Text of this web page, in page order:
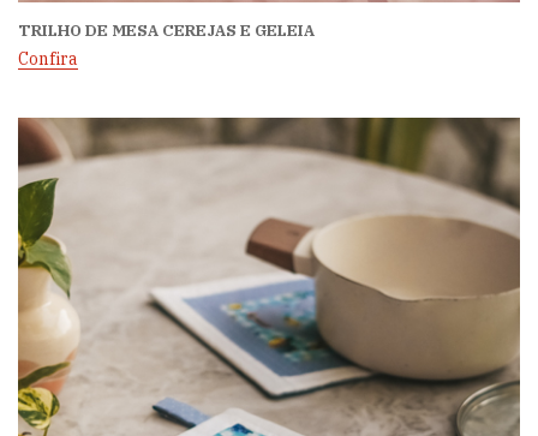
TRILHO DE MESA CEREJAS E GELEIA
Confira